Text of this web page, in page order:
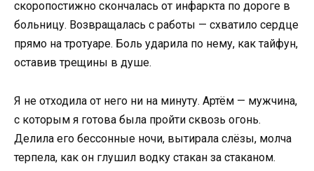
скоропостижно скончалась от инфаркта по дороге в
больницу. Возвращалась с работы — схватило сердце
прямо на тротуаре. Боль ударила по нему, как тайфун,
оставив трещины в душе.
Я не отходила от него ни на минуту. Артём — мужчина,
с которым я готова была пройти сквозь огонь.
Делила его бессонные ночи, вытирала слёзы, молча
терпела, как он глушил водку стакан за стаканом.